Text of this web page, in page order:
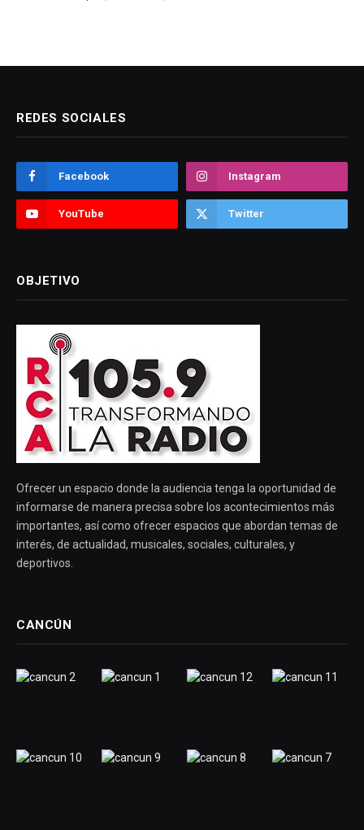
REDES SOCIALES
Facebook Instagram
YouTube Twitter
OBJETIVO
Ofrecer un espacio donde la audiencia tenga la oportunidad de
informarse de manera precisa sobre los acontecimientos más
importantes, así como ofrecer espacios que abordan temas de
interés, de actualidad, musicales, sociales, culturales, y
deportivos.
CANCÚN